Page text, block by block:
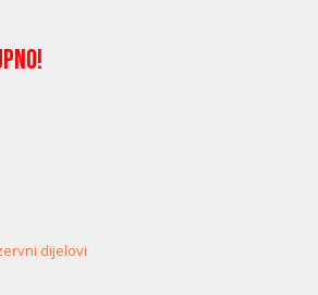
dijelovi